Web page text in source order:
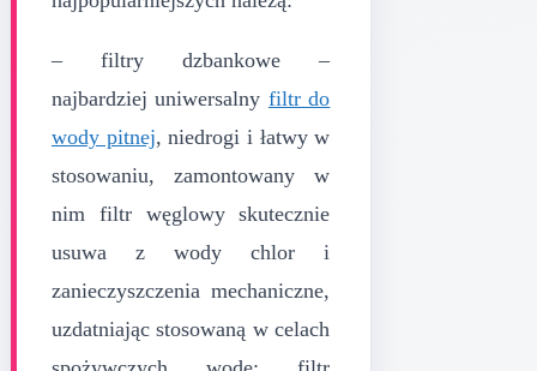
– filtry dzbankowe –
najbardziej uniwersalny filtr do
wody pitnej, niedrogi i łatwy w
stosowaniu, zamontowany w
nim filtr węglowy skutecznie
usuwa z wody chlor i
zanieczyszczenia mechaniczne,
uzdatniając stosowaną w celach